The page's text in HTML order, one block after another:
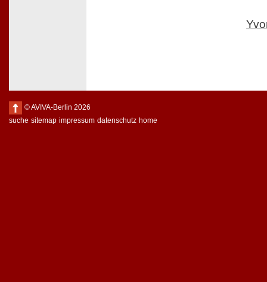
© AVIVA-Berlin 2026
suche sitemap impressum datenschutz home